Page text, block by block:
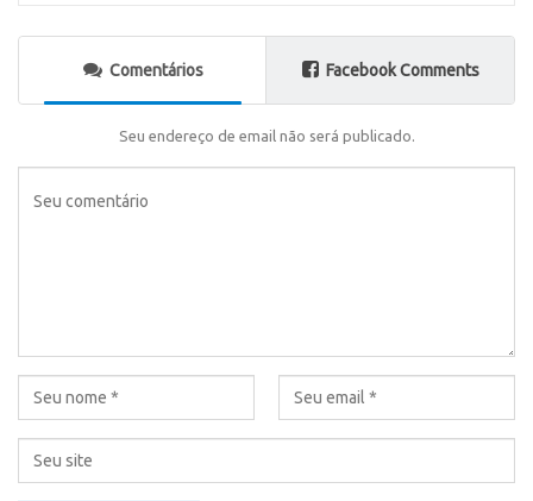
Comentários Facebook Comments
Seu endereço de email não será publicado.